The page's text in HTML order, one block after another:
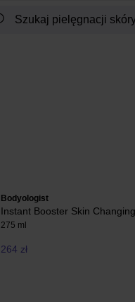
Bodyologist
Instant Booster Skin
275 ml
264 zł